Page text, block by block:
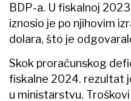
BDP-a. U fiskalnoj
iznosio je po njihovim
dolara, što je
Skok proračunskog
fiskalne 2024. rezultat
u ministarstvu.